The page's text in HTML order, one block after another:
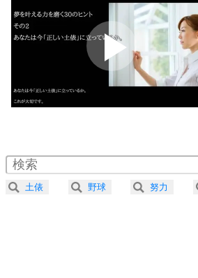
プラス思考
ポジティブになれない
ポジティブ思考になる30の方
ストレス対策
人生、なんとかなるも
気楽に生きる30の方法
4 器の大きい人は、怒り
プラス思考
2.0倍速 （590KB 2分30秒）
2.5倍速 （472KB 2分0秒）
3.0倍速 （394KB 1分40秒）
土俵 野球 努力